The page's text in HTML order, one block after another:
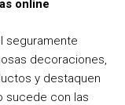
online
seguramente
decoraciones,
y destaquen
sucede con las